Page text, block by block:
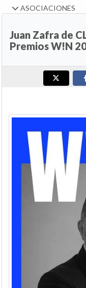
ASOCIACIONES
Juan Zafra de
Premios W!N